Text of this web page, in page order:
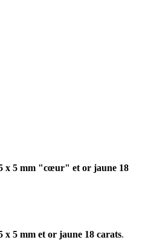
5 x 5 mm "cœur" et or jaune 18
x 5 mm et or jaune 18 carats.